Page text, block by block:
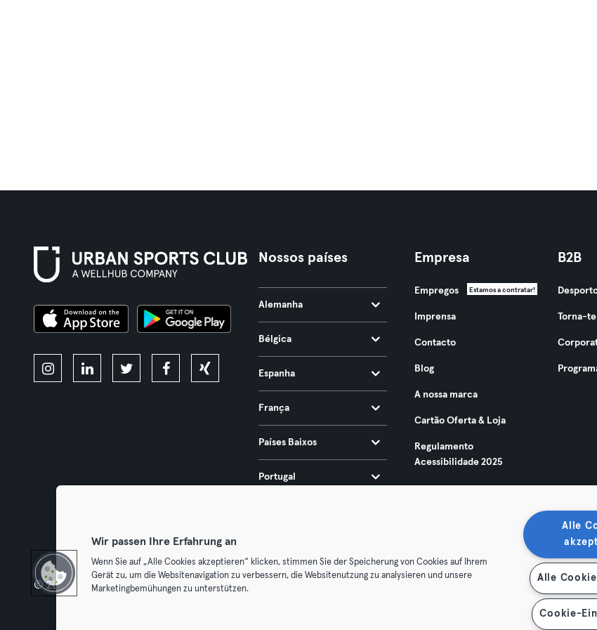
Nossos países
Alemanha
Bélgica
Espanha
França
Países Baixos
Portugal
Empresa
Empregos Estamos a contratar!
Imprensa
Contacto
Blog
A nossa marca
Cartão Oferta & Loja
Regulamento
Acessibilidade 2025
B2B
Torna-
© 2026 Urban Sports Group GmbH. All rights reserved. Rescindir contratos
Wir passen Ihre Erfahrung an
Wenn Sie auf „Alle Cookies akzeptieren“ klicken, stimmen Sie der Speicherung von Cookies auf Ihrem
Gerät zu, um die Websitenavigation zu verbessern, die Websitenutzung zu analysieren und unsere
Marketingbemühungen zu unterstützen.
Alle
Alle
Cookie-